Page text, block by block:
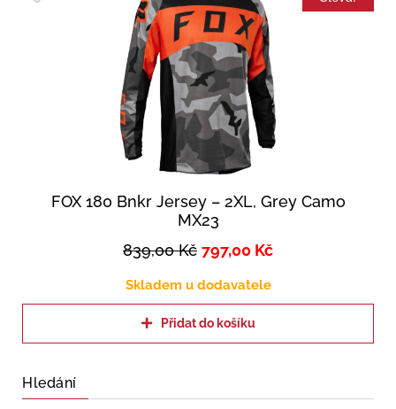
FOX 180 Bnkr Jersey – 2XL, Grey Camo
MX23
839,00Kč 797,00 Kč
Skladem u dodavatele
Přidat do košíku
Hledání